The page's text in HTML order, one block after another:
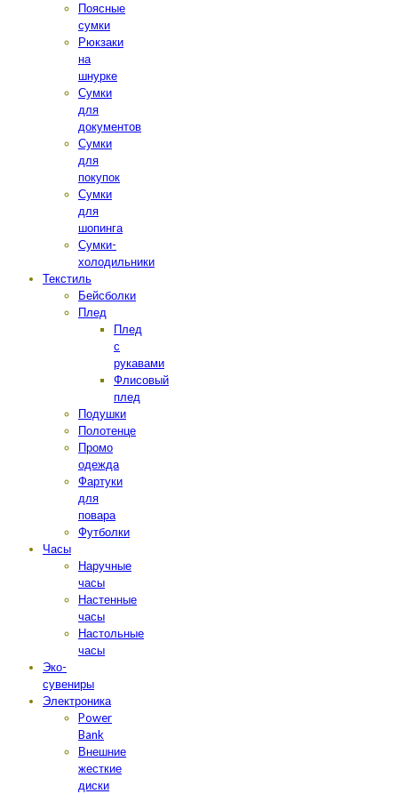
Поясные
сумки
Рюкзаки
на
шнурке
Сумки
для
документов
Сумки
для
покупок
Сумки
для
шопинга
Сумки-
холодильники
Текстиль
Бейсболки
Плед
Плед
с
рукавами
Флисовый
плед
Подушки
Полотенце
Промо
одежда
Фартуки
для
повара
Футболки
Часы
Наручные
часы
Настенные
часы
Настольные
часы
Эко-
сувениры
Электроника
Power
Bank
Внешние
жесткие
диски